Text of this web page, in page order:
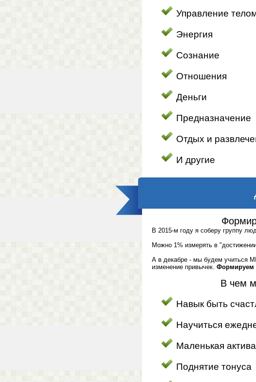
Управление
Энергия
Сознание
Отношения
Деньги
Предназначение
Отдых и
И другие
В 2015-м году я соберу группу
Можно 1% измерять в
А в декабре - мы будем учиться
изменение привычек. Формируем
В чем
Навык быть
Научиться
Маленькая
Поднятие тонуса